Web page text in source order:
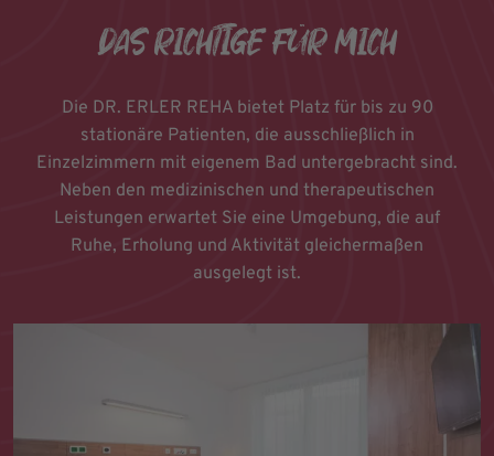
DAS RICHTIGE FÜR MICH
Die DR. ERLER REHA bietet Platz für bis zu 90
stationäre Patienten, die ausschließlich in
Einzelzimmern mit eigenem Bad untergebracht sind.
Neben den medizinischen und therapeutischen
Leistungen erwartet Sie eine Umgebung, die auf
Ruhe, Erholung und Aktivität gleichermaßen
ausgelegt ist.